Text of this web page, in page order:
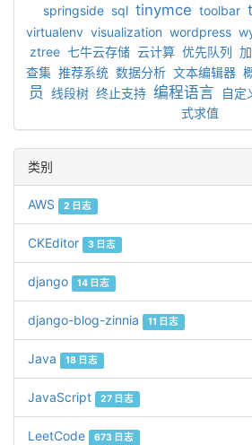
springside sql tinymce toolbar
virtualenv visualization wordpress
ztree 七牛云存储 云计算 优先队列
查集 推荐系统 数据分析 文本编辑器
员 线段树 终止支持 编程语言 自定
式求值
类别
AWS 2 日志
CKEditor 3 日志
django 14 日志
django-blog-zinnia 11 日志
Java 18 日志
JavaScript 27 日志
LeetCode 673 日志